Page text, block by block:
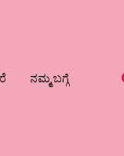
ನಮ್ಮ ಬಗ್ಗೆ